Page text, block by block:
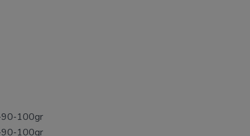
100gr
100gr